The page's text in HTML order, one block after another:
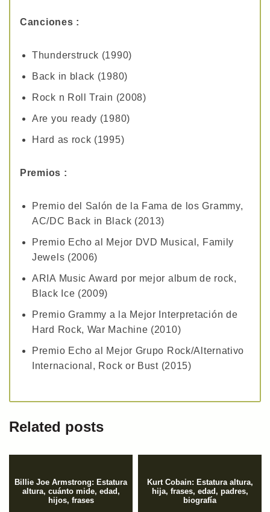
Canciones :
Thunderstruck (1990)
Back in black (1980)
Rock n Roll Train (2008)
Are you ready (1980)
Hard as rock (1995)
Premios :
Premio del Salón de la Fama de los Grammy,
AC/DC Back in Black (2013)
Premio Echo al Mejor DVD Musical, Family
Jewels (2006)
ARIA Music Award por mejor album de rock,
Black Ice (2009)
Premio Grammy a la Mejor Interpretación de
Hard Rock, War Machine (2010)
Premio Echo al Mejor Grupo Rock/Alternativo
Internacional, Rock or Bust (2015)
Related posts
Billie Joe Armstrong: Estatura
altura, cuánto mide, edad,
hijos, frases
Kurt Cobain: Estatura altura,
hija, frases, edad, padres,
biografía